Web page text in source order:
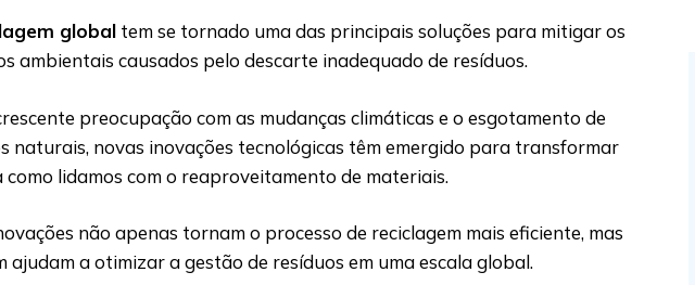
global tem se tornado uma das principais soluções para mitigar os
ambientais causados pelo descarte inadequado de resíduos.
preocupação com as mudanças climáticas e o esgotamento de
naturais, novas inovações tecnológicas têm emergido para transformar
como lidamos com o reaproveitamento de materiais.
não apenas tornam o processo de reciclagem mais eficiente, mas
ajudam a otimizar a gestão de resíduos em uma escala global.